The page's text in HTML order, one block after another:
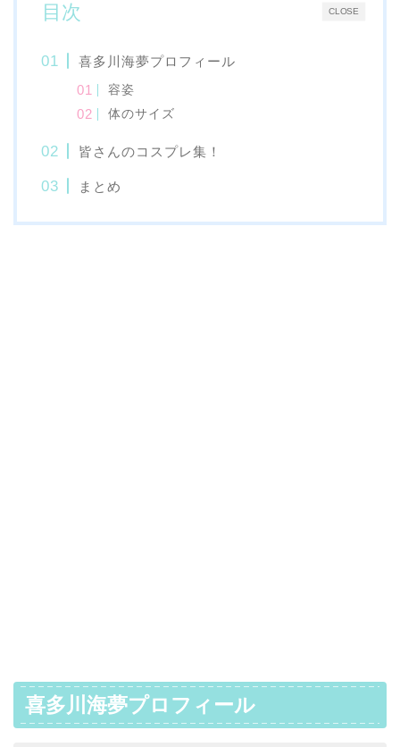
CLOSE
目次
喜多川海夢プロフィール
容姿
体のサイズ
皆さんのコスプレ集！
まとめ
喜多川海夢プロフィール